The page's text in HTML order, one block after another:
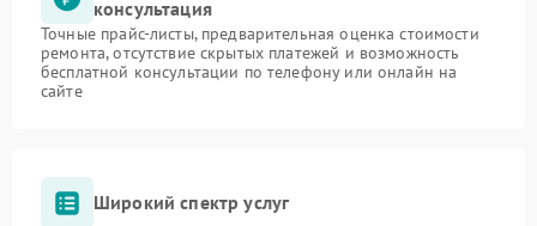
консультация
Точные прайс-листы, предварительная оценка стоимости
ремонта, отсутствие скрытых платежей и возможность
бесплатной консультации по телефону или онлайн на
сайте
Широкий спектр услуг